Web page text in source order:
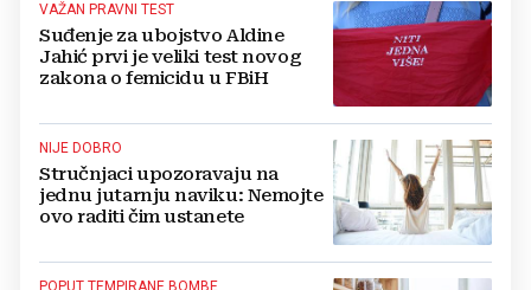
VAŽAN PRAVNI TEST
Suđenje za ubojstvo Aldine
Jahić prvi je veliki test novog
zakona o femicidu u FBiH
NIJE DOBRO
Stručnjaci upozoravaju na
jednu jutarnju naviku: Nemojte
ovo raditi čim ustanete